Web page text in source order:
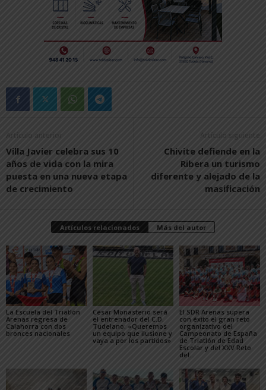
Artículo anterior
Villa Javier celebra sus 10
años de vida con la mira
puesta en una nueva etapa
de crecimiento
Artículo siguiente
Chivite defiende en la
Ribera un turismo
diferente y alejado de la
masificación
Artículos relacionados Más del autor
La Escuela del Triatlón
Arenas regresa de
Calahorra con dos
bronces nacionales
César Monasterio será
el entrenador del C.D.
Tudelano: «Queremos
un equipo que ilusione y
vaya a por los partidos»
El SDR Arenas supera
con éxito el gran reto
organizativo del
Campeonato de España
de Triatlón de Edad
Escolar y del XXV Reto
del...